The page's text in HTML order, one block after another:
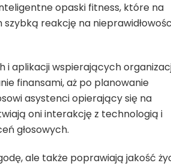
opaski fitness, które na
reakcję na
i aplikacji wspierających
finansami, aż po planowanie
asystenci opierający się na
oni interakcję z technologią i
głosowych.
ale także poprawiają jakość